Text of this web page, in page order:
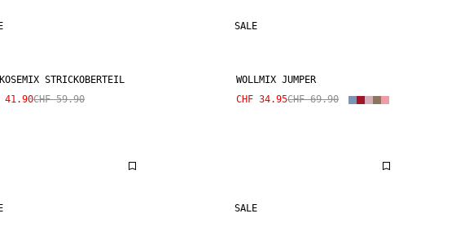
STRICKOBERTEIL
41.90CHF 59.90
SALE
WOLLMIX JUMPER
CHF 34.95CHF 69.90
SALE